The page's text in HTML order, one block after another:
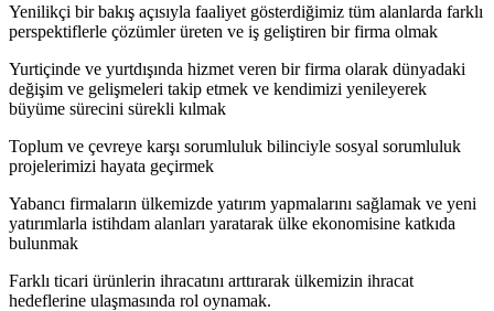
Yenilikçi bir bakış açısıyla faaliyet gösterdiğimiz tüm alanlarda farklı
perspektiflerle çözümler üreten ve iş geliştiren bir firma olmak
Yurtiçinde ve yurtdışında hizmet veren bir firma olarak dünyadaki
değişim ve gelişmeleri takip etmek ve kendimizi yenileyerek
büyüme sürecini sürekli kılmak
Toplum ve çevreye karşı sorumluluk bilinciyle sosyal sorumluluk
projelerimizi hayata geçirmek
Yabancı firmaların ülkemizde yatırım yapmalarını sağlamak ve yeni
yatırımlarla istihdam alanları yaratarak ülke ekonomisine katkıda
bulunmak
Farklı ticari ürünlerin ihracatını arttırarak ülkemizin ihracat
hedeflerine ulaşmasında rol oynamak.